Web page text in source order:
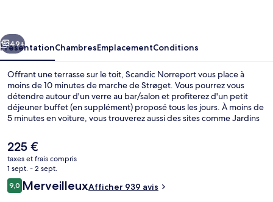
Suivant
49+
PrésentationChambresEmplacementConditions
Offrant une terrasse sur le toit, Scandic Norreport vous place à
moins de 10 minutes de marche de Strøget. Vous pourrez vous
détendre autour d'un verre au bar/salon et profiterez d'un petit
déjeuner buffet (en supplément) proposé tous les jours. À moins de
5 minutes en voiture, vous trouverez aussi des sites comme Jardins
l'emplacement pour les visites touristiques, mais aussi pour sa
proximité avec les transports publics : Station de métro Gammel
Strand est à 11 min à pied et Station de métro Rådhuspladsen, à 12
min de marche.
Le
prix
actuel
est
de
225 €
taxes et frais compris
1 sept. - 2 sept.
Avis
voyageurs
9,09,0 sur 10
MerveilleuxAfficher 939 avis